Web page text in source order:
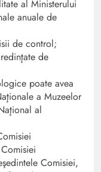
al Ministerului
anuale de
de control;
de
poate avea
a Muzeelor
al
Comisiei,